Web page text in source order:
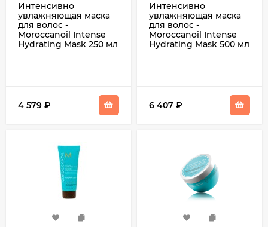
Интенсивно
увлажняющая маска
для волос -
Moroccanoil Intense
Hydrating Mask 250 мл
4 579 ₽
Интенсивно
увлажняющая маска
для волос -
Moroccanoil Intense
Hydrating Mask 500 мл
6 407 ₽